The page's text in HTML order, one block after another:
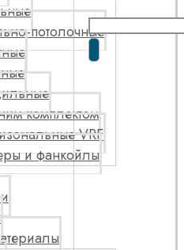
потолочные
комплектом
VRF
и фанкойлы